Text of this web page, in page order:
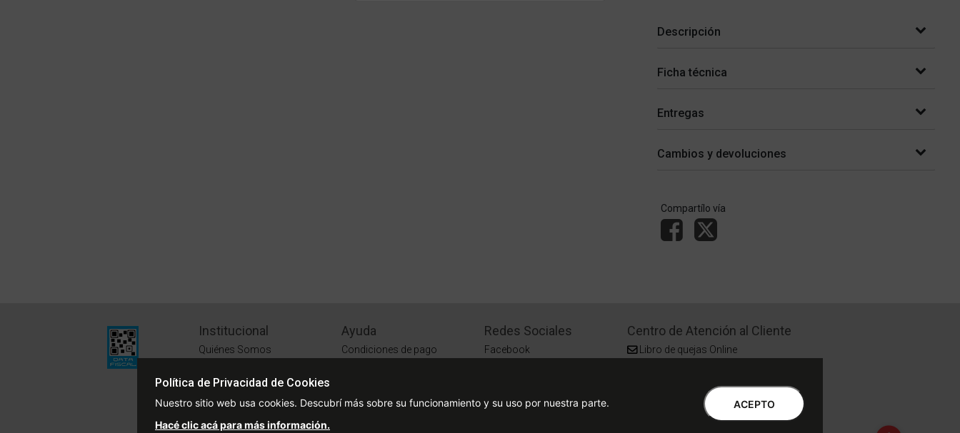
Descripción
Ficha técnica
Entregas
Cambios y devoluciones
Compartílo vía
Institucional
Quiénes Somos
Ayuda
Condiciones de pago
Redes Sociales
Facebook
Centro de Atención al Cliente
Libro de quejas Online
0810-888-3398 | Lu a Vi 9 a 18 | Sa 9 a 17
Política de Privacidad de Cookies
Nuestro sitio web usa cookies. Descubrí más sobre su funcionamiento y su uso por nuestra parte.
Hacé clic acá para más información.
ACEPTO